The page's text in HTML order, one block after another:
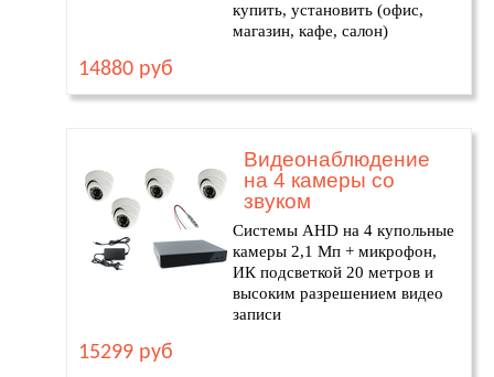
купить, установить (офис,
магазин, кафе, салон)
14880 руб
Видеонаблюдение
на 4 камеры со
звуком
Системы AHD на 4 купольные
камеры 2,1 Мп + микрофон,
ИК подсветкой 20 метров и
высоким разрешением видео
записи
15299 руб